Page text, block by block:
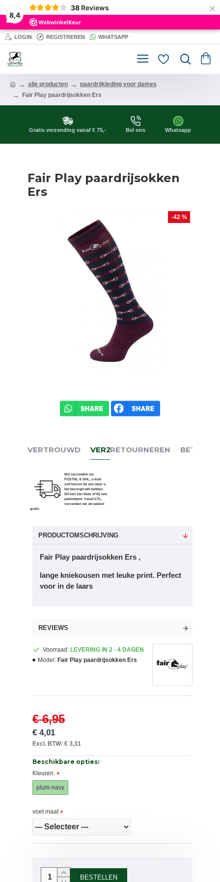
8,4
38 Reviews ×
LOGIN REGISTREREN WHATSAPP
alle producten
paardrijkleding voor dames
Fair Play paardrijsokken Ers
Gratis verzending vanaf € 75,- Bel ons Whatsapp
Fair Play paardrijsokken
Ers
-42 %
VERTROUWD VERZENDEN
Wij verzenden via
POSTNL & DHL, u kunt
zelf kiezen bij ons waar u
het bezorgd wilt hebben.
Dit kan zijn thuis of bij een
pakketpunt. Vanaf €75,-
verzenden we uw pakket
gratis
RETOURNEREN BETALEN
PRODUCTOMSCHRIJVING
Fair Play paardrijsokken Ers ,
lange kniekousen met leuke print. Perfect
voor in de laars
REVIEWS
Voorraad: LEVERING IN 2 - 4 DAGEN
Model: Fair Play paardrijsokken Ers
€ 4,01
€ 6,95
Excl. BTW: € 3,31
Beschikbare opties:
Kleuren.
plum-navy
voet maat
BESTELLEN